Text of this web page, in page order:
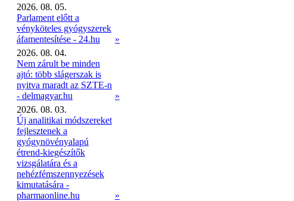
2026. 08. 05.
Parlament előtt a
vényköteles gyógyszerek
áfamentesítése - 24.hu
»
2026. 08. 04.
Nem zárult be minden
ajtó: több slágerszak is
nyitva maradt az SZTE-n
- delmagyar.hu
»
2026. 08. 03.
Új analitikai módszereket
fejlesztenek a
gyógynövényalapú
étrend-kiegészítők
vizsgálatára és a
nehézfémszennyezések
kimutatására -
pharmaonline.hu
»